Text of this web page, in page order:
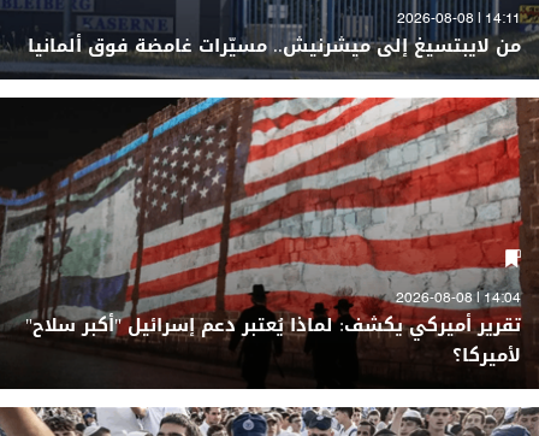
14:11 | 2026-08-08
من لايبتسيغ إلى ميشرنيش.. مسيّرات غامضة فوق ألمانيا
14:04 | 2026-08-08
تقرير أميركي يكشف: لماذا يُعتبر دعم إسرائيل "أكبر سلاح"
لأميركا؟